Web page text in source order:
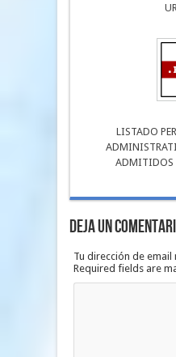
LISTADO
ADMITIDOS
Deja un
Tu dirección de
Required fields are